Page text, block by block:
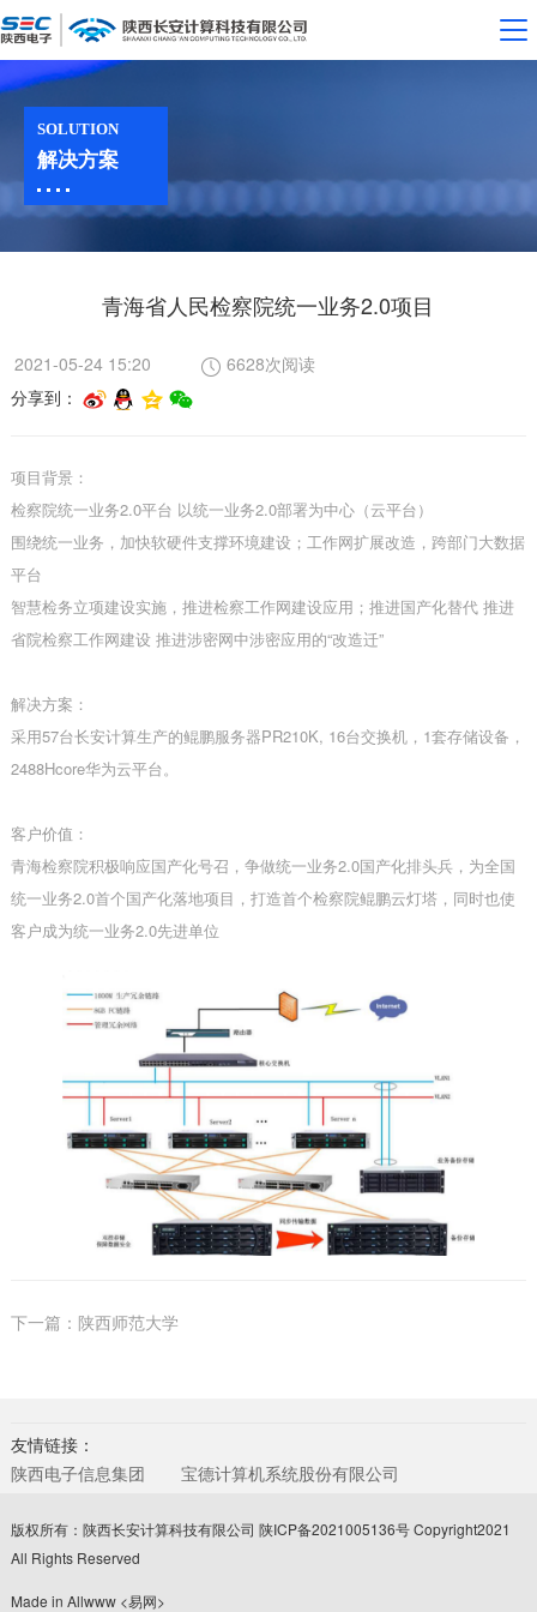
SOLUTION
解决方案
青海省人民检察院统一业务2.0项目
2021-05-24 15:20
6628次阅读
分享到：
项目背景：
检察院统一业务2.0平台 以统一业务2.0部署为中心（云平台）
围绕统一业务，加快软硬件支撑环境建设；工作网扩展改造，跨部门大数据
平台
智慧检务立项建设实施，推进检察工作网建设应用；推进国产化替代 推进
省院检察工作网建设 推进涉密网中涉密应用的“改造迁”
解决方案：
采用57台长安计算生产的鲲鹏服务器PR210K, 16台交换机，1套存储设备，
2488Hcore华为云平台。
客户价值：
青海检察院积极响应国产化号召，争做统一业务2.0国产化排头兵，为全国
统一业务2.0首个国产化落地项目，打造首个检察院鲲鹏云灯塔，同时也使
客户成为统一业务2.0先进单位
下一篇：陕西师范大学
友情链接：
陕西电子信息集团
宝德计算机系统股份有限公司
版权所有：陕西长安计算科技有限公司 陕ICP备2021005136号Copyright2021
All Rights Reserved
Made in Allwww <易网>